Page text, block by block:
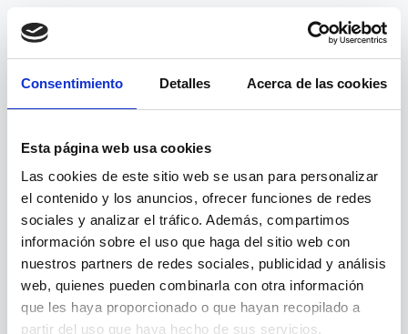
Consentimiento Detalles Acerca de las cookies
Esta página web usa cookies
Las cookies de este sitio web se usan para personalizar
el contenido y los anuncios, ofrecer funciones de redes
sociales y analizar el tráfico. Además, compartimos
información sobre el uso que haga del sitio web con
nuestros partners de redes sociales, publicidad y análisis
web, quienes pueden combinarla con otra información
que les haya proporcionado o que hayan recopilado a
partir del uso que haya hecho de sus servicios.